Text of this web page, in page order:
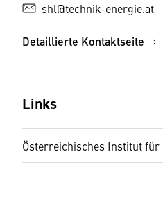
shl@technik-energie.at
Detaillierte Kontaktseite
Links
Österreichisches Institut für